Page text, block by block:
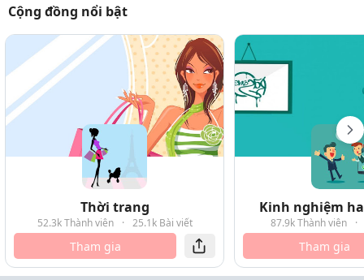
Cộng đồng nổi bật
Thời trang
52.3k Thành viên · 25.1k Bài viết
Tham gia
Kinh nghiệm
87.9k Thành viên ·
Tham gia